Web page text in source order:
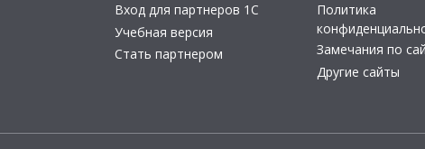
Вход для партнеров 1С
Учебная версия
Стать партнером
Политика
Замечания по
Другие сайты